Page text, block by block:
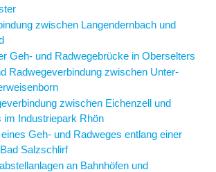
zwischen Langendernbach und
Geh- und Radwegebrücke in Oberselters
Radwegeverbindung zwischen Unter-
zwischen Eichenzell und
im Industriepark Rhön
Geh- und Radweges entlang einer
Salzschlirf
an Bahnhöfen und